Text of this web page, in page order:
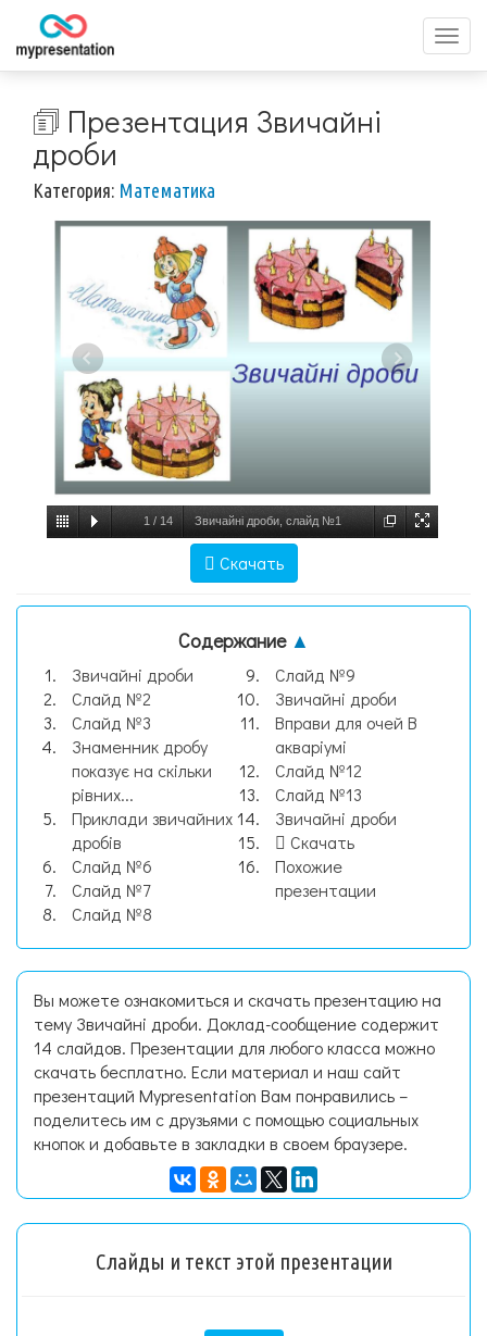
меню
🗊 Презентация Звичайні
дроби
Категория: Математика
1 / 14 Звичайні дроби, слайд №1
Скачать
Содержание ▲
Звичайні дроби
Слайд №2
Слайд №3
Знаменник дробу
показує на скільки
рівних...
Приклади звичайних
дробів
Слайд №6
Слайд №7
Слайд №8
Слайд №9
Звичайні дроби
Вправи для очей В
акваріумі
Слайд №12
Слайд №13
Звичайні дроби
Скачать
Похожие
презентации
Вы можете ознакомиться и скачать презентацию на
тему Звичайні дроби. Доклад-сообщение содержит
14 слайдов. Презентации для любого класса можно
скачать бесплатно. Если материал и наш сайт
презентаций Mypresentation Вам понравились –
поделитесь им с друзьями с помощью социальных
кнопок и добавьте в закладки в своем браузере.
Слайды и текст этой презентации